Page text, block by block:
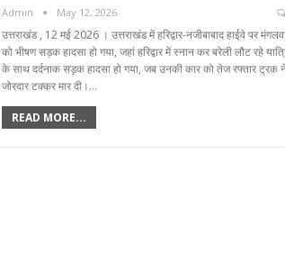
Admin May 12, 2026
उत्तराखंड , 12 मई 2026 । उत्तराखंड में हरिद्वार-नजीबाबाद हाईवे पर
को भीषण सड़क हादसा हो गया, जहां हरिद्वार में स्नान कर बरेली लौट रहे
के साथ दर्दनाक सड़क हादसा हो गया, जब उनकी कार को तेज रफ्तार ट्रक
जोरदार टक्कर मार दी।…
READ MORE...